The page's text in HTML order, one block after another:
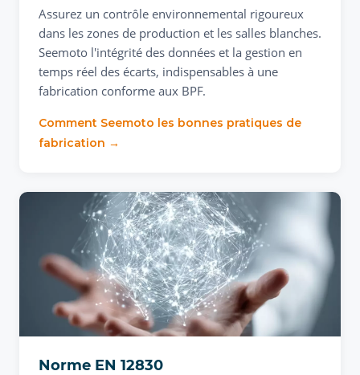
Assurez un contrôle environnemental rigoureux
dans les zones de production et les salles blanches.
Seemoto l'intégrité des données et la gestion en
temps réel des écarts, indispensables à une
fabrication conforme aux BPF.
Comment Seemoto les bonnes pratiques de
fabrication →
Norme EN 12830